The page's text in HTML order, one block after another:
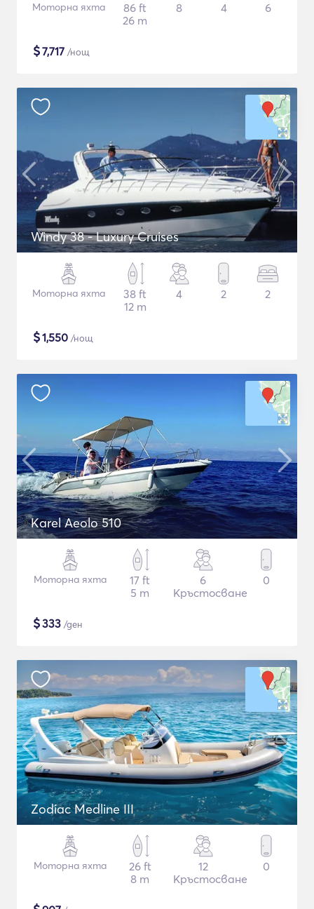
Моторна яхта
86 ft
26 m
8 4 6
$7,717 /нощ
Windy 38 - Luxury Cruises
Моторна яхта
38 ft
12 m
4 2 2
$1,550 /нощ
Karel Aeolo 510
Моторна яхта
17 ft
5 m
6
Кръстосване
0
$333 /ден
Zodiac Medline III
Моторна яхта
26 ft
8 m
12
Кръстосване
0